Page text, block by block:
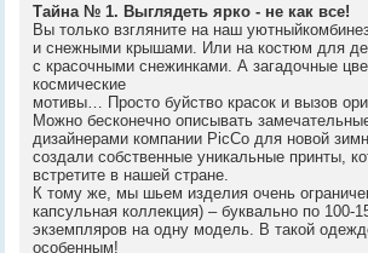
Тайна № 1. Выглядеть ярко - не как все!
Вы только взгляните на наш
и снежными крышами. Или на костюм для
с красочными снежинками. А загадочные
космические
мотивы… Просто буйство красок и вызов
Можно бесконечно описывать
дизайнерами компании PicCo для новой
создали собственные уникальные принты,
встретите в нашей стране.
К тому же, мы шьем изделия очень
капсульная коллекция) – буквально по 100-
экземпляров на одну модель. В такой
особенным!